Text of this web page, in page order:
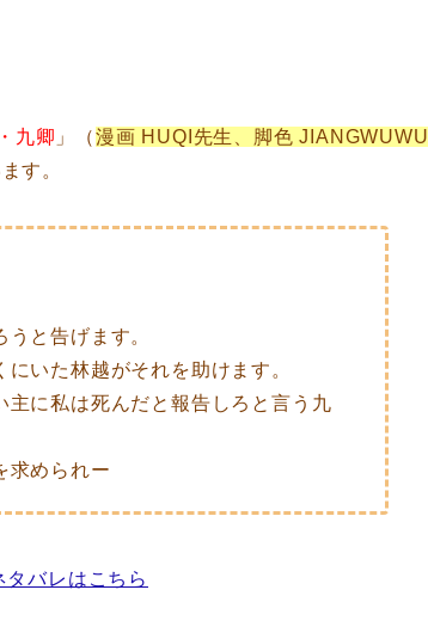
九卿 」（漫画 HUQI先生、脚色 JIANGWUWU
す。
と告げます。
いた林越がそれを助けます。
に私は死んだと報告しろと言う九
求められー
タバレはこちら